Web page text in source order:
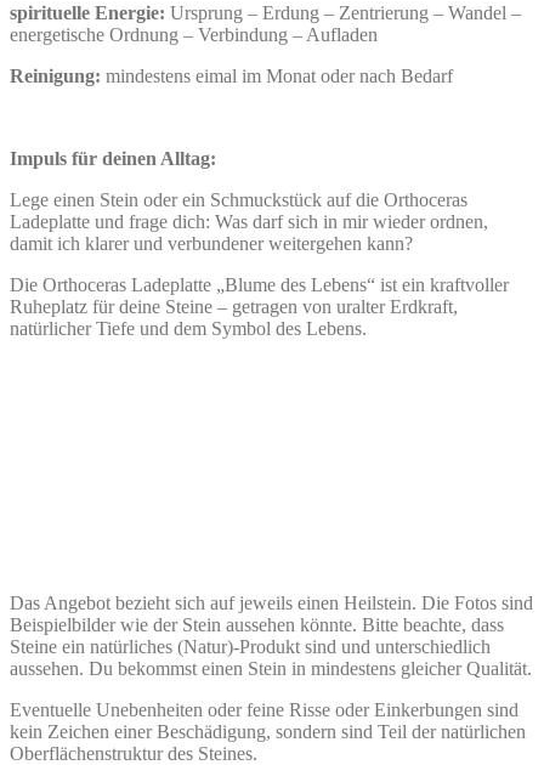
spirituelle Energie: Ursprung – Erdung – Zentrierung – Wandel –
energetische Ordnung – Verbindung – Aufladen
Reinigung: mindestens eimal im Monat oder nach Bedarf
Impuls für deinen Alltag:
Lege einen Stein oder ein Schmuckstück auf die Orthoceras
Ladeplatte und frage dich: Was darf sich in mir wieder ordnen,
damit ich klarer und verbundener weitergehen kann?
Die Orthoceras Ladeplatte „Blume des Lebens“ ist ein kraftvoller
Ruheplatz für deine Steine – getragen von uralter Erdkraft,
natürlicher Tiefe und dem Symbol des Lebens.
Das Angebot bezieht sich auf jeweils einen Heilstein. Die Fotos sind
Beispielbilder wie der Stein aussehen könnte. Bitte beachte, dass
Steine ein natürliches (Natur)-Produkt sind und unterschiedlich
aussehen. Du bekommst einen Stein in mindestens gleicher Qualität.
Eventuelle Unebenheiten oder feine Risse oder Einkerbungen sind
kein Zeichen einer Beschädigung, sondern sind Teil der natürlichen
Oberflächenstruktur des Steines.